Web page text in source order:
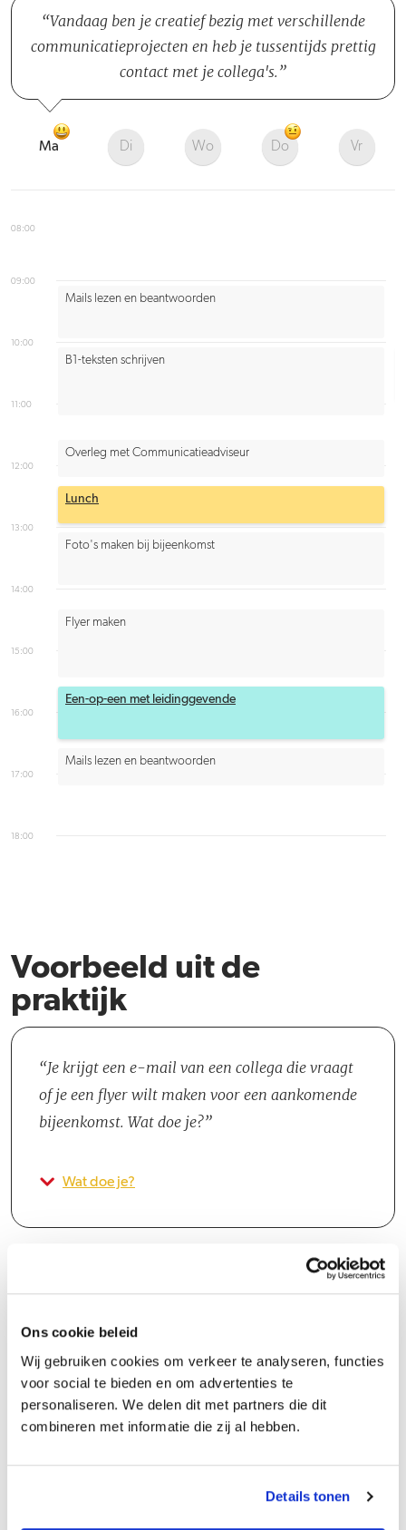
Ons cookie beleid
Wij gebruiken cookies om verkeer te analyseren, functies
voor social te bieden en om advertenties te
personaliseren. We delen dit met partners die dit
combineren met informatie die zij al hebben.
Details tonen
Vandaag ben je creatief bezig met verschillende
communicatieprojecten en heb je tussentijds prettig
contact met je collega's.
Ma Di Wo Do Vr
08:00
09:00
10:00
11:00
12:00
13:00
14:00
15:00
16:00
17:00
18:00
Lunch
Mails lezen en beantwoorden
Een-op-een met leidinggevende
Mails lezen en beantwoorden
B1-teksten schrijven
Overleg met Communicatieadviseur
Foto's maken bij bijeenkomst
Flyer maken
Voorbeeld uit de
praktijk
Je krijgt een e-mail van een collega die vraagt
of je een flyer wilt maken voor een aankomende
bijeenkomst. Wat doe je?
Wat doe je?
Groeipad
Buren is een kleine gemeente met veelzijdige functies. Je krijgt veel
vrijheid om verschillende taken op te pakken. We vinden het
verbetering. In het Goede Gesprek stem je met je leidinggevende
af wat je gaat doen en wat je hiervoor nodig hebt. Als je